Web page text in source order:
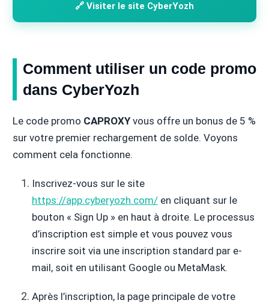
🔗 Visiter le site CyberYozh
Comment utiliser un code promo
dans CyberYozh
Le code promo CAPROXYvous offre un bonus de 5 %
sur votre premier rechargement de solde. Voyons
comment cela fonctionne.
Inscrivez-vous sur le site
https://app.cyberyozh.com/en cliquant sur le
bouton « Sign Up » en haut à droite. Le processus
d’inscription est simple et vous pouvez vous
inscrire soit via une inscription standard par e-
mail, soit en utilisant Google ou MetaMask.
Après l’inscription, la page principale de votre